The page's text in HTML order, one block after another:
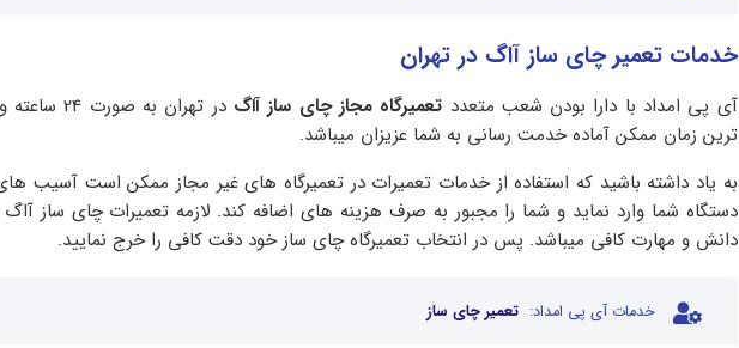
خدمات تعمیر چای ساز آاگ در تهران
آی پی امداد با دارا بودن شعب متعدد تعمیرگاه مجاز چای ساز آاگ
در تهران به
ترین زمان ممکن آماده خدمت رسانی به شما عزیزان میباشد.
به یاد داشته باشید که استفاده از خدمات تعمیرات در تعمیرگاه های غیر مجاز ممکن است آسیب
دستگاه شما وارد نماید و شما را مجبور به صرف هزینه های اضافه کند. لازمه تعمیرات چای ساز آاگ
دانش و مهارت کافی میباشد. پس در انتخاب تعمیرگاه چای ساز خود دقت کافی را خرج نمایید.
خدمات آی پی امداد: تعمیر چای ساز